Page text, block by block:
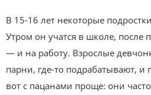
В 15-16 лет некоторые
Утром он учатся в школе, после
— и на работу. Взрослые
парни, где-то подрабатывают, и
вот с пацанами проще: они